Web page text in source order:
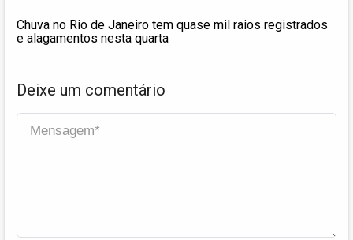
Chuva no Rio de Janeiro tem quase mil raios registrados
e alagamentos nesta quarta
Deixe um comentário